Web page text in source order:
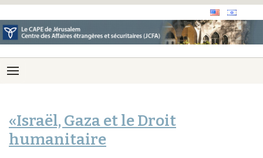
«Israël, Gaza et le Droit
humanitaire